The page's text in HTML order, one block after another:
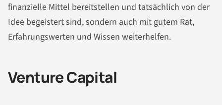
finanzielle Mittel bereitstellen und tatsächlich von der
Idee begeistert sind, sondern auch mit gutem Rat,
Erfahrungswerten und Wissen weiterhelfen.
Venture Capital